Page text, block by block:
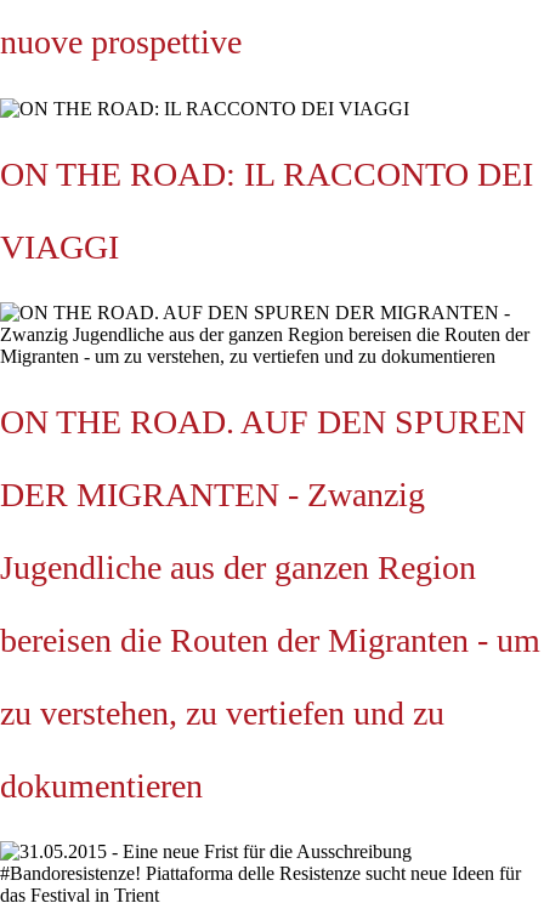
nuove prospettive
ON THE ROAD: IL RACCONTO DEI
VIAGGI
ON THE ROAD. AUF DEN SPUREN
DER MIGRANTEN - Zwanzig
Jugendliche aus der ganzen Region
bereisen die Routen der Migranten - um
zu verstehen, zu vertiefen und zu
dokumentieren